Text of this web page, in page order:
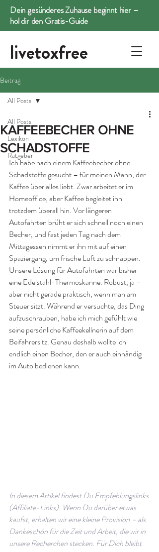
livetoxfree
Dein gesünderes Zuhause beginnt hier –
hol dir den Gratis-Guide
Beitrag
All Posts
Lexikon
Ratgeber
All Posts
KAFFEEBECHER OHNE
SCHADSTOFFE
Ich habe nach einem Kaffeebecher ohne
Schadstoffe gesucht – für meinen Mann, der
Kaffee über alles liebt. Zwar arbeitet er im
Homeoffice, aber Kaffee begleitet ihn
trotzdem überall hin. Vor längeren
Autofahrten brüht er sich schnell noch einen
Becher, und fast jeden Tag nach dem
Mittagessen nimmt er ihn mit auf einen
Spaziergang, um frische Luft zu schnappen.
Unsere Lösung für Autofahrten war bisher
eine Edelstahl-Thermoskanne. Robust, ja –
aber nicht gerade praktisch, wenn man am
Steuer sitzt. Während er versuchte, das Ding
aufzuschrauben, habe ich mich gefühlt wie
seine persönliche Kaffeekellnerin auf dem
Beifahrersitz. Genau deshalb wollte ich
endlich einen Becher, den er auch einhändig
im Auto bedienen kann.
In diesem Artikel findest Du Empfehlungslinks
(Affiliate-Links). Wenn Du darüber etwas
kaufst, erhalten wir eine kleine Provision – als
Dankeschön für die Zeit und Arbeit, die wir in
unsere Recherchen stecken. Für Dich bleibt